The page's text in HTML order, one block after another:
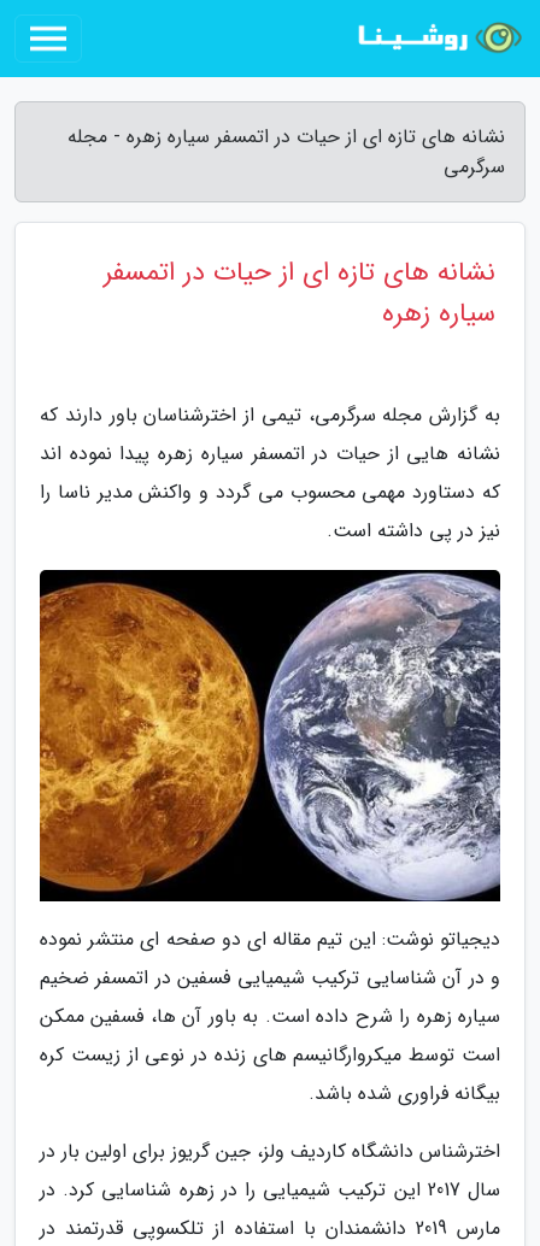
نشانه های تازه ای از حیات در اتمسفر سیاره زهره - مجله
سرگرمی
نشانه های تازه ای از حیات در اتمسفر
سیاره زهره
به گزارش مجله سرگرمی، تیمی از اخترشناسان باور دارند که
نشانه هایی از حیات در اتمسفر سیاره زهره پیدا نموده اند
که دستاورد مهمی محسوب می گردد و واکنش مدیر ناسا را
نیز در پی داشته است.
دیجیاتو نوشت: این تیم مقاله ای دو صفحه ای منتشر نموده
و در آن شناسایی ترکیب شیمیایی فسفین در اتمسفر ضخیم
سیاره زهره را شرح داده است. به باور آن ها، فسفین ممکن
است توسط میکروارگانیسم های زنده در نوعی از زیست کره
بیگانه فراوری شده باشد.
اخترشناس دانشگاه کاردیف ولز، جین گریوز برای اولین بار در
سال 2017 این ترکیب شیمیایی را در زهره شناسایی کرد. در
مارس 2019 دانشمندان با استفاده از تلکسوپی قدرتمند در